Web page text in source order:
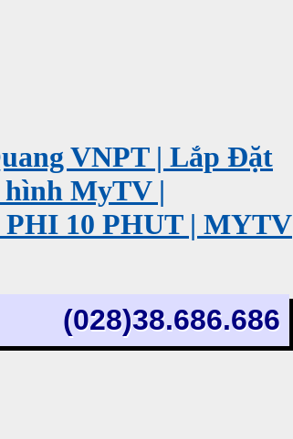
VNPT | Lắp Đặt
MyTV |
10 PHUT | MYTV
(028)38.686.686